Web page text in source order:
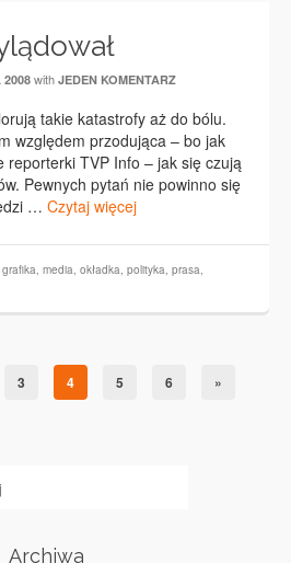
2008 with JEDEN KOMENTARZ
takie katastrofy aż do bólu.
względem przodująca – bo jak
reporterki TVP Info – jak się czują
Pewnych pytań nie powinno się
… Czytaj więcej
grafika, media, okładka, polityka, prasa,
3 4 5 6 »
Archiwa